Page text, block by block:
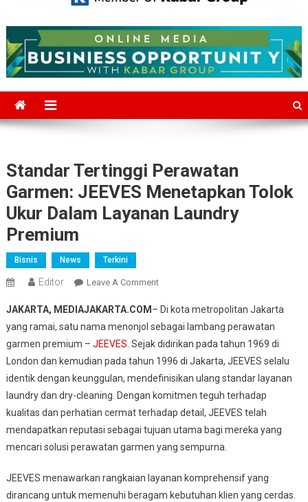
Mediajakarta.com
Standar Tertinggi Perawatan
Garmen: JEEVES Menetapkan Tolok
Ukur Dalam Layanan Laundry
Premium
Bisnis News Terkini
Editor Leave A CommentOn
Tertinggi
Perawatan
Garmen:
JEEVES
Menetapkan
Tolok
Ukur
Dalam
Laundry
Premium
JAKARTA, MEDIAJAKARTA.COM – Di kota metropolitan Jakarta
yang ramai, satu nama menonjol sebagai lambang perawatan
garmen premium – JEEVES . Sejak didirikan pada tahun 1969 di
London dan kemudian pada tahun 1996 di Jakarta, JEEVES selalu
identik dengan keunggulan, mendefinisikan ulang standar layanan
laundry dan dry-cleaning. Dengan komitmen teguh terhadap
kualitas dan perhatian cermat terhadap detail, JEEVES telah
mendapatkan reputasi sebagai tujuan utama bagi mereka yang
mencari solusi perawatan garmen yang sempurna.
JEEVES menawarkan rangkaian layanan komprehensif yang
dirancang untuk memenuhi beragam kebutuhan klien yang cerdas.